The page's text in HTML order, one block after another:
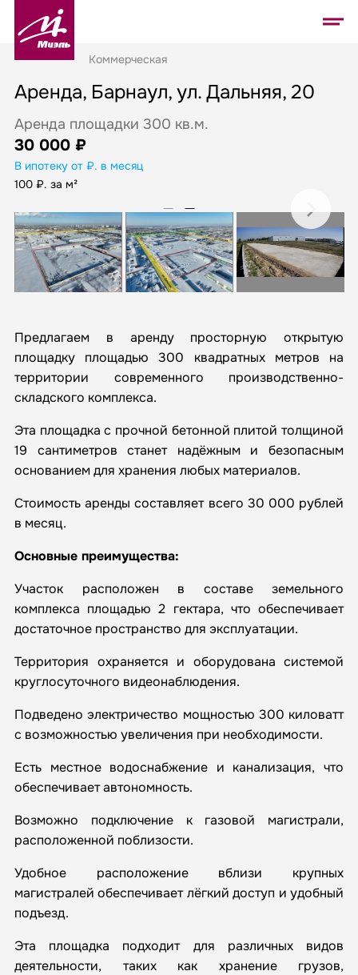
Коммерческая
Аренда, Барнаул, ул. Дальняя, 20
Аренда площадки 300 кв.м.
30 000 ₽
В ипотеку от ₽. в месяц
100 ₽. за м²
Предлагаем в аренду просторную открытую
площадку площадью 300 квадратных метров на
территории современного производственно-
складского комплекса.
Эта площадка с прочной бетонной плитой толщиной
19 сантиметров станет надёжным и безопасным
основанием для хранения любых материалов.
Стоимость аренды составляет всего 30 000 рублей
в месяц.
Основные преимущества:
Участок расположен в составе земельного
комплекса площадью 2 гектара, что обеспечивает
достаточное пространство для эксплуатации.
Территория охраняется и оборудована системой
круглосуточного видеонаблюдения.
Подведено электричество мощностью 300 киловатт
с возможностью увеличения при необходимости.
Есть местное водоснабжение и канализация, что
обеспечивает автономность.
Возможно подключение к газовой магистрали,
расположенной поблизости.
Удобное расположение вблизи крупных
магистралей обеспечивает лёгкий доступ и удобный
подъезд.
Эта площадка подходит для различных видов
деятельности, таких как хранение грузов,